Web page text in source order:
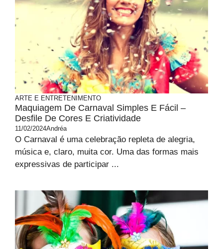
ARTE E ENTRETENIMENTO
Maquiagem De Carnaval Simples E Fácil –
Desfile De Cores E Criatividade
11/02/2024Andréa
O Carnaval é uma celebração repleta de alegria,
música e, claro, muita cor. Uma das formas mais
expressivas de participar ...